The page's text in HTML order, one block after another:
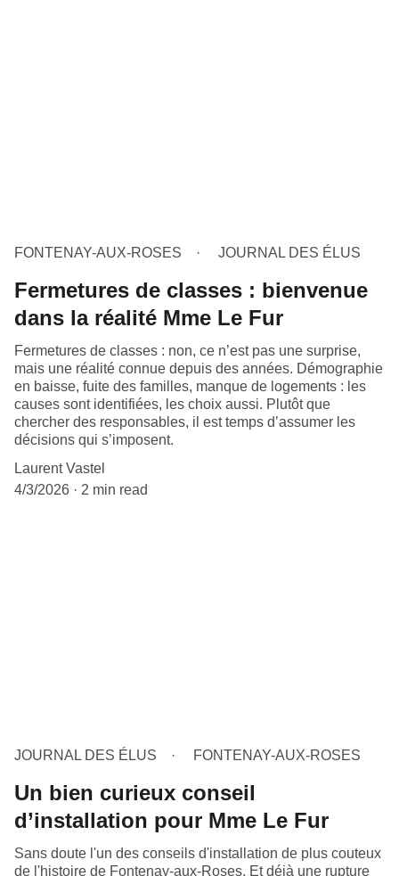
FONTENAY-AUX-ROSES JOURNAL DES ÉLUS
Fermetures de classes : bienvenue
dans la réalité Mme Le Fur
Fermetures de classes : non, ce n’est pas une surprise,
mais une réalité connue depuis des années. Démographie
en baisse, fuite des familles, manque de logements : les
causes sont identifiées, les choix aussi. Plutôt que
chercher des responsables, il est temps d’assumer les
décisions qui s’imposent.
Laurent Vastel
4/3/2026
2 min read
JOURNAL DES ÉLUS FONTENAY-AUX-ROSES
Un bien curieux conseil
d’installation pour Mme Le Fur
Sans doute l'un des conseils d'installation de plus couteux
de l'histoire de Fontenay-aux-Roses. Et déjà une rupture